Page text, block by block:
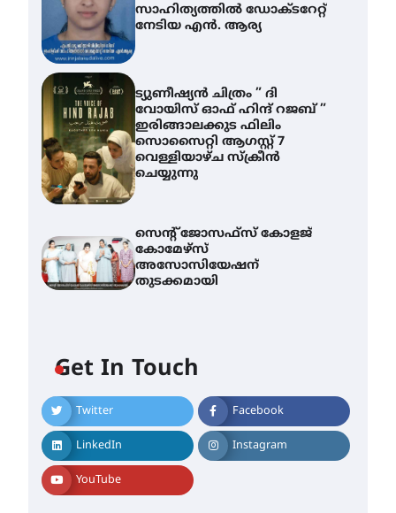
സാഹിത്യത്തിൽ ഡോക്ടറേറ്റ്
നേടിയ എൻ. ആര്യ
ട്യുണീഷ്യൻ ചിത്രം ” ദി
വോയിസ് ഓഫ് ഹിന്ദ് റജബ് ”
ഇരിങ്ങാലക്കുട ഫിലിം
സൊസൈറ്റി ആഗസ്റ്റ് 7
വെള്ളിയാഴ്ച സ്‌ക്രീൻ
ചെയ്യുന്നു
സെന്റ് ജോസഫ്സ് കോളജ്
കോമേഴ്‌സ്
അസോസിയേഷന്
തുടക്കമായി
Get In Touch
Twitter Facebook
LinkedIn Instagram
YouTube
എം.ജി. യൂണിവേഴ്‌സിറ്റിയിൽ
നിന്ന് ഇംഗ്ളീഷ്
സാഹിത്യത്തിൽ ഡോക്ടറേറ്റ്
നേടിയ എൻ. ആര്യ